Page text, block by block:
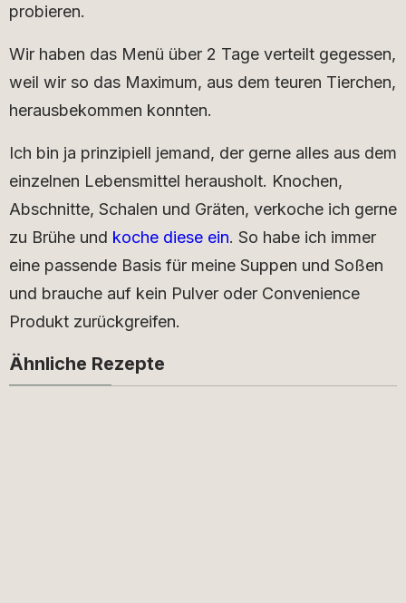
probieren.
Wir haben das Menü über 2 Tage verteilt gegessen,
weil wir so das Maximum, aus dem teuren Tierchen,
herausbekommen konnten.
Ich bin ja prinzipiell jemand, der gerne alles aus dem
einzelnen Lebensmittel herausholt. Knochen,
Abschnitte, Schalen und Gräten, verkoche ich gerne
zu Brühe und koche diese ein. So habe ich immer
eine passende Basis für meine Suppen und Soßen
und brauche auf kein Pulver oder Convenience
Produkt zurückgreifen.
Ähnliche Rezepte